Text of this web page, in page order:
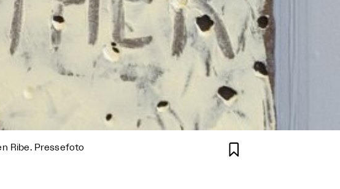
Ribe. Pressefoto 